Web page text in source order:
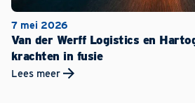
7 mei 2026
Van der Werff Logistics en
krachten in fusie
Lees meer